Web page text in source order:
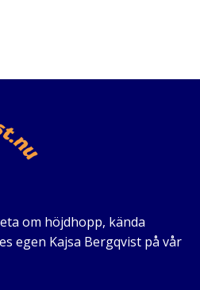
om höjdhopp, kända
egen Kajsa Bergqvist på vår